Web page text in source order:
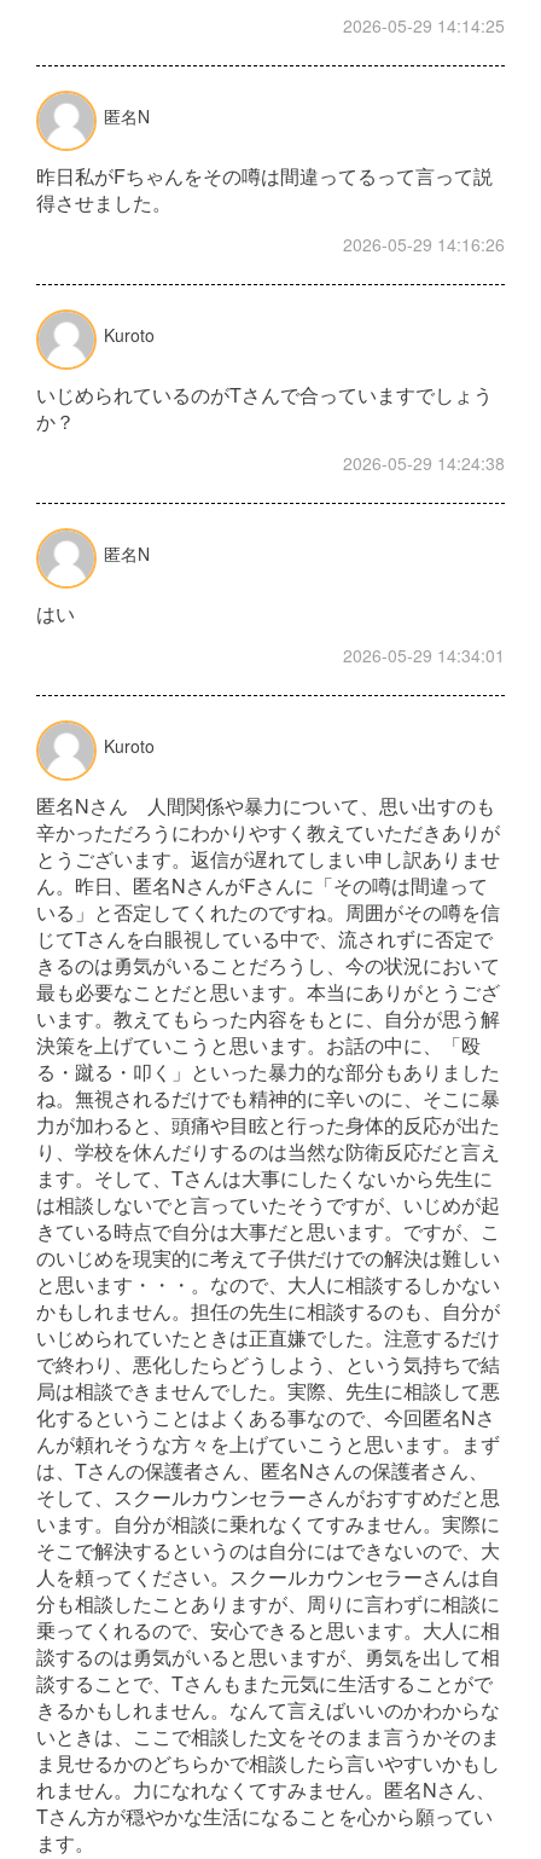
2026-05-29 14:14:25
匿名N
昨日私がFちゃんをその噂は間違ってるって言って説
得させました。
2026-05-29 14:16:26
Kuroto
いじめられているのがTさんで合っていますでしょう
か？
2026-05-29 14:24:38
匿名N
はい
2026-05-29 14:34:01
Kuroto
匿名Nさん 人間関係や暴力について、思い出すのも
辛かっただろうにわかりやすく教えていただきありが
とうございます。返信が遅れてしまい申し訳ありませ
ん。昨日、匿名NさんがFさんに「その噂は間違って
いる」と否定してくれたのですね。周囲がその噂を信
じてTさんを白眼視している中で、流されずに否定で
きるのは勇気がいることだろうし、今の状況において
最も必要なことだと思います。本当にありがとうござ
います。教えてもらった内容をもとに、自分が思う解
決策を上げていこうと思います。お話の中に、「殴
る・蹴る・叩く」といった暴力的な部分もありました
ね。無視されるだけでも精神的に辛いのに、そこに暴
力が加わると、頭痛や目眩と行った身体的反応が出た
り、学校を休んだりするのは当然な防衛反応だと言え
ます。そして、Tさんは大事にしたくないから先生に
は相談しないでと言っていたそうですが、いじめが起
きている時点で自分は大事だと思います。ですが、こ
のいじめを現実的に考えて子供だけでの解決は難しい
と思います・・・。なので、大人に相談するしかない
かもしれません。担任の先生に相談するのも、自分が
いじめられていたときは正直嫌でした。注意するだけ
で終わり、悪化したらどうしよう、という気持ちで結
局は相談できませんでした。実際、先生に相談して悪
化するということはよくある事なので、今回匿名Nさ
んが頼れそうな方々を上げていこうと思います。まず
は、Tさんの保護者さん、匿名Nさんの保護者さん、
そして、スクールカウンセラーさんがおすすめだと思
います。自分が相談に乗れなくてすみません。実際に
そこで解決するというのは自分にはできないので、大
人を頼ってください。スクールカウンセラーさんは自
分も相談したことありますが、周りに言わずに相談に
乗ってくれるので、安心できると思います。大人に相
談するのは勇気がいると思いますが、勇気を出して相
談することで、Tさんもまた元気に生活することがで
きるかもしれません。なんて言えばいいのかわからな
いときは、ここで相談した文をそのまま言うかそのま
ま見せるかのどちらかで相談したら言いやすいかもし
れません。力になれなくてすみません。匿名Nさん、
Tさん方が穏やかな生活になることを心から願ってい
ます。